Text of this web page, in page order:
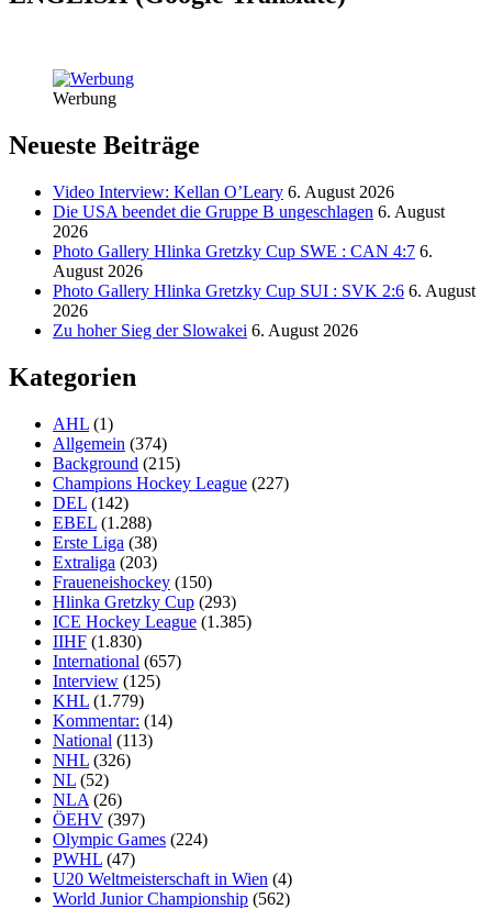
Werbung
Neueste Beiträge
Video Interview: Kellan O’Leary 6. August 2026
Die USA beendet die Gruppe B ungeschlagen 6. August
2026
Photo Gallery Hlinka Gretzky Cup SWE : CAN 4:7 6.
August 2026
Photo Gallery Hlinka Gretzky Cup SUI : SVK 2:6 6. August
2026
Zu hoher Sieg der Slowakei 6. August 2026
Kategorien
AHL (1)
Allgemein (374)
Background (215)
Champions Hockey League (227)
DEL (142)
EBEL (1.288)
Erste Liga (38)
Extraliga (203)
Fraueneishockey (150)
Hlinka Gretzky Cup (293)
ICE Hockey League (1.385)
IIHF (1.830)
International (657)
Interview (125)
KHL (1.779)
Kommentar: (14)
National (113)
NHL (326)
NL (52)
NLA (26)
ÖEHV (397)
Olympic Games (224)
PWHL (47)
U20 Weltmeisterschaft in Wien (4)
World Junior Championship (562)